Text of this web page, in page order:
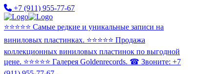
+7 (911) 955-77-67
⭐️⭐️⭐️⭐️⭐️ Самые редкие и уникальные записи на
виниловых пластинках. ⭐️⭐️⭐️⭐️⭐️ Продажа
коллекционных виниловых пластинок по выгодной
цене. ⭐️⭐️⭐️⭐️⭐️ Галерея Goldenrecords. ☎ Звоните: +7